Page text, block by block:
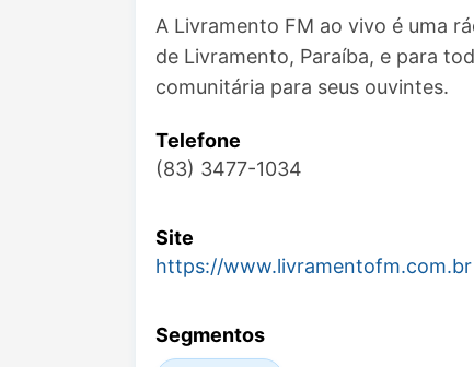
A Livramento FM ao vivo é uma
de Livramento, Paraíba, e para
comunitária para seus ouvintes.
Telefone
(83) 3477-1034
Site
https://www.livramentofm.com.br
Segmentos